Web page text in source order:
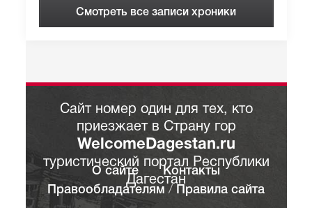
Смотреть все записи хроники
Сайт номер один для тех, кто
приезжает в Страну гор
WelcomeDagestan.ru
туристический портал Республики
Дагестан
О сайте
Контакты
Правообладателям / Правила сайта